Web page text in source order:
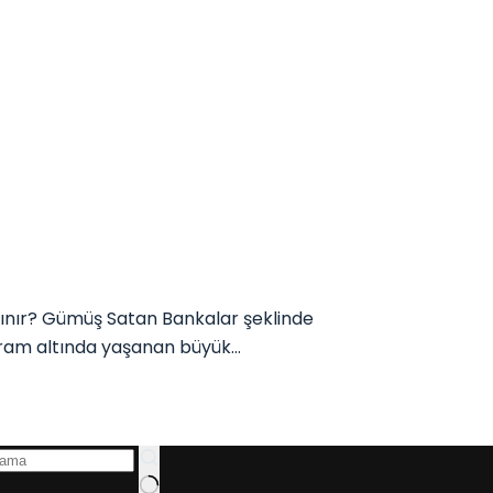
Gümüş Satan Bankalar şeklinde
altında yaşanan büyük…